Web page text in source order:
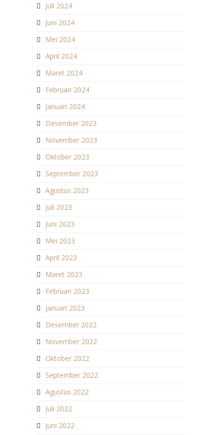
Juli 2024
Juni 2024
Mei 2024
April 2024
Maret 2024
Februari 2024
Januari 2024
Desember 2023
November 2023
Oktober 2023
September 2023
Agustus 2023
Juli 2023
Juni 2023
Mei 2023
April 2023
Maret 2023
Februari 2023
Januari 2023
Desember 2022
November 2022
Oktober 2022
September 2022
Agustus 2022
Juli 2022
Juni 2022